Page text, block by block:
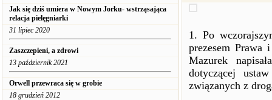
Jak się dziś umiera w Nowym Jorku- wstrząsająca
relacja pielęgniarki
31 lipiec 2020
Zaszczepieni, a zdrowi
13 październik 2021
Orwell przewraca się w grobie
18 grudzień 2012
1. Po
prezesem Prawa
Mazurek
dotyczącej
związanych z